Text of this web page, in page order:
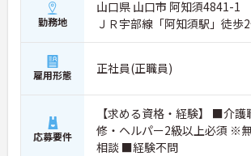
勤務地
山口県 山口市 阿知須4841-1
ＪＲ宇部線「阿知須駅」徒歩
雇用形態 正社員(正職員)
応募要件
【求める資格・経験】 ■介
修・ヘルパー2級以上必須 ※
相談 ■経験不問